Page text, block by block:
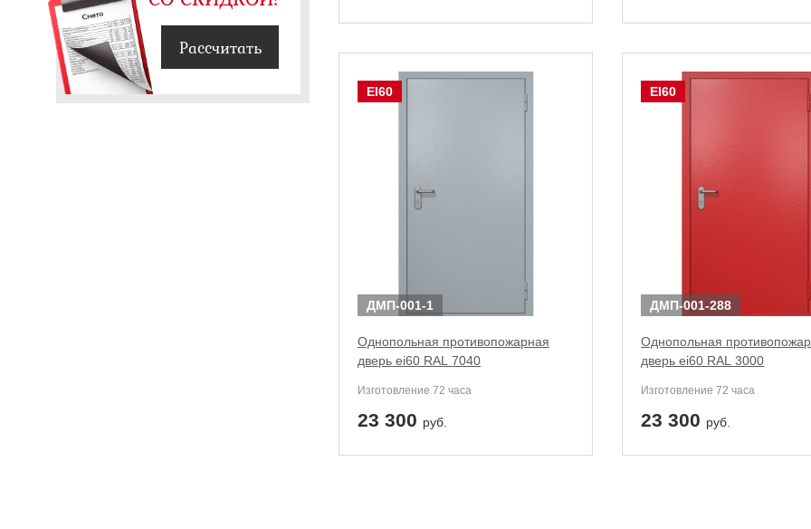
Рассчитать
EI60
ДМП-001-1
Однопольная противопожарная
дверь ei60 RAL 7040
Изготовление 72 часа
23 300 руб.
EI60
ДМП-001-288
Однопольная
дверь ei60 RAL 3000
Изготовление 72 часа
23 300 руб.